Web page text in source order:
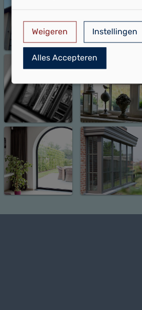
Weigeren Instellingen
Alles Accepteren